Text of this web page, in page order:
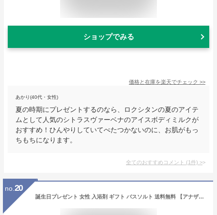
ショップでみる
価格と在庫を楽天でチェック >>
あかり(40代・女性)
夏の時期にプレゼントするのなら、ロクシタンの夏のアイテ
ムとして人気のシトラスヴァーベナのアイスボディミルクが
おすすめ！ひんやりしていてべたつかないのに、お肌がもっ
ちもちになります。
全てのおすすめコメント (1件) >
no. 20
誕生日プレゼント 女性 入浴剤 ギフト バスソルト 送料無料 【アナザートリップ バスソルト 選べる3本】 帆布トートバッグ ミニサイズ 30代 40代 50代 プチギフト コスメ おすすめ 内祝 出産祝 結婚祝 P3